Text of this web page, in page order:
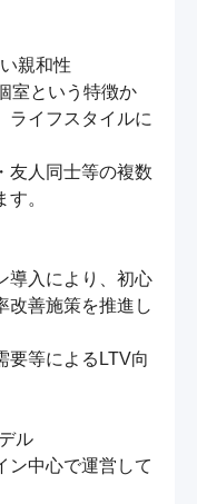
親和性
室という特徴か
ライフスタイルに
友人同士等の複数
。
導入により、初心
改善施策を推進し
要等によるLTV向
ル
ン中心で運営して